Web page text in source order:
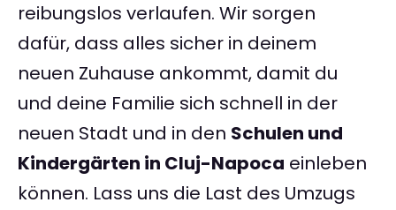
reibungslos verlaufen. Wir sorgen
dafür, dass alles sicher in deinem
neuen Zuhause ankommt, damit du
und deine Familie sich schnell in der
neuen Stadt und in den Schulen und
Kindergärten in Cluj-Napoca einleben
können. Lass uns die Last des Umzugs